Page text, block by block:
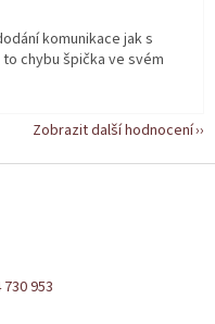
komunikace jak s
chybu špička ve svém
Zobrazit další hodnocení
953